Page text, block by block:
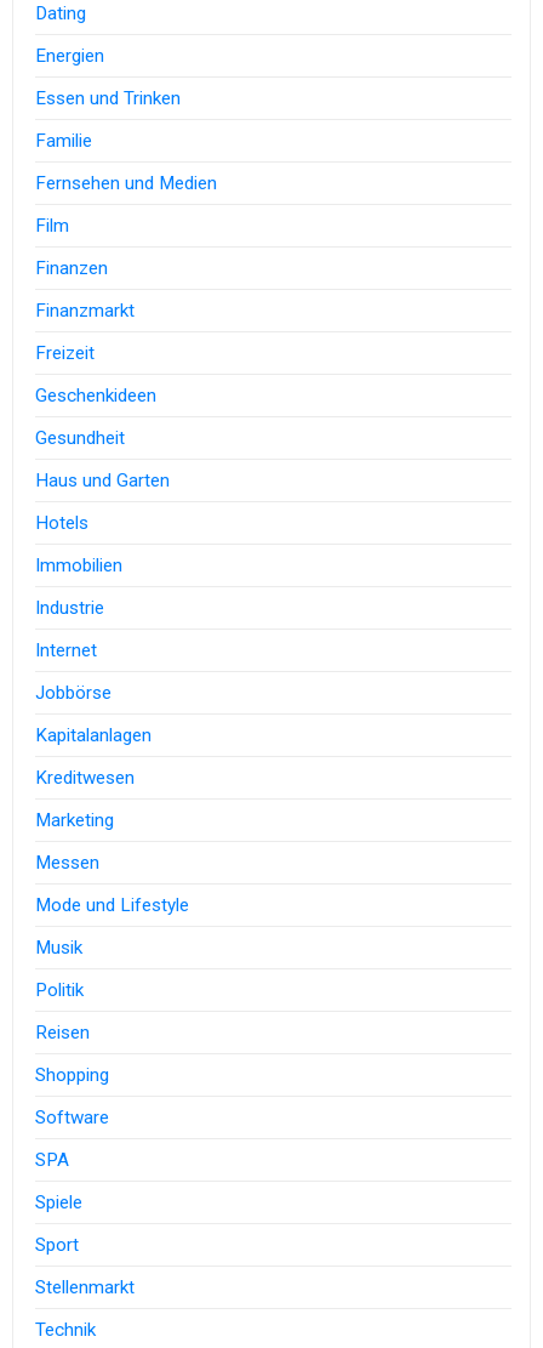
Dating
Energien
Essen und Trinken
Familie
Fernsehen und Medien
Film
Finanzen
Finanzmarkt
Freizeit
Geschenkideen
Gesundheit
Haus und Garten
Hotels
Immobilien
Industrie
Internet
Jobbörse
Kapitalanlagen
Kreditwesen
Marketing
Messen
Mode und Lifestyle
Musik
Politik
Reisen
Shopping
Software
SPA
Spiele
Sport
Stellenmarkt
Technik